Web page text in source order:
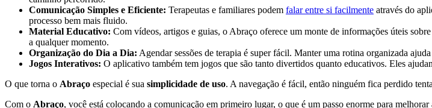
Comunicação Simples e Eficiente: Terapeutas e familiares podem falar entre si facilmente através do
processo bem mais fluido.
Material Educativo: Com vídeos, artigos e guias, o Abraço oferece um monte de informações úteis
a qualquer momento.
Organização do Dia a Dia: Agendar sessões de terapia é super fácil. Manter uma rotina organizada
Jogos Interativos: O aplicativo também tem jogos que são tanto divertidos quanto educativos. Eles
O que torna o Abraço especial é sua simplicidade de uso. A navegação é fácil, então ninguém fica perdido
Com o Abraço, você está colocando a comunicação em primeiro lugar, o que é um passo enorme para